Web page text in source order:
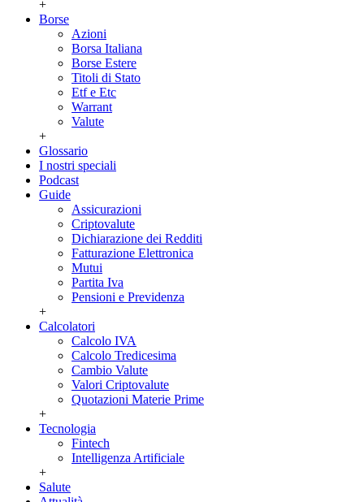
+
Borse
Azioni
Borsa Italiana
Borse Estere
Titoli di Stato
Etf e Etc
Warrant
Valute
+
Glossario
I nostri speciali
Podcast
Guide
Assicurazioni
Criptovalute
Dichiarazione dei Redditi
Fatturazione Elettronica
Mutui
Partita Iva
Pensioni e Previdenza
+
Calcolatori
Calcolo IVA
Calcolo Tredicesima
Cambio Valute
Valori Criptovalute
Quotazioni Materie Prime
+
Tecnologia
Fintech
Intelligenza Artificiale
+
Salute